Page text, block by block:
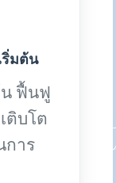
ริ่มต้น
น ฟื้นฟู
ติบโต
การ